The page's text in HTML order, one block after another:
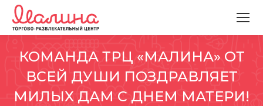
КОМАНДА ТРЦ «МАЛИНА» ОТ
ВСЕЙ ДУШИ ПОЗДРАВЛЯЕТ
МИЛЫХ ДАМ С ДНЕМ МАТЕРИ!